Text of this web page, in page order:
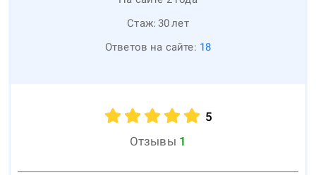
Стаж: 30лет
Ответов на сайте: 18
5
Отзывы 1